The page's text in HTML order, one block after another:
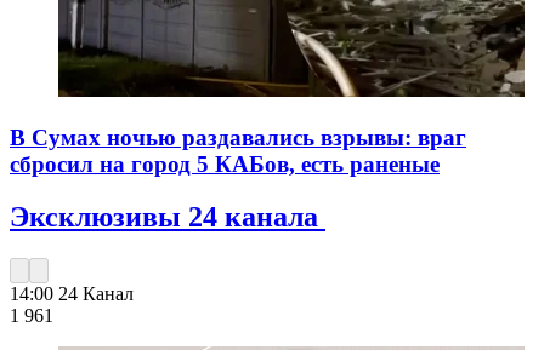
В Сумах ночью раздавались взрывы: враг
сбросил на город 5 КАБов, есть раненые
Эксклюзивы 24 канала
14:00 24 Канал
1 961